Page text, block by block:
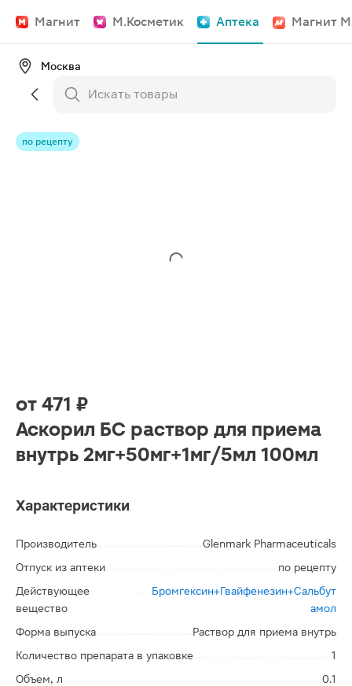
Магнит М.Косметик Аптека Магнит
Москва
по рецепту
от 471 ₽
Аскорил БС раствор для приема
внутрь 2мг+50мг+1мг/5мл 100мл
Характеристики
Производитель
Glenmark Pharmaceuticals
Отпуск из аптеки
по рецепту
Действующее
вещество
Бромгексин+Гвайфенезин+Сальбут
амол
Форма выпуска
Раствор для приема внутрь
Количество препарата в упаковке
1
Объем, л
0.1